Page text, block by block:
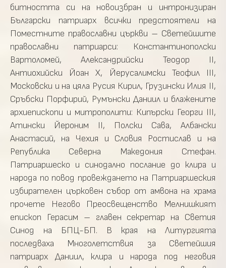
битността си на новоизбран и интронизиран
Български патриарх всички предстоятели на
Поместните православни църкви – Светейшите
православни патриарси: Константинополски
Вартоломей, Александрийски Теодор II,
Антиохийски Йоан X, Йерусалимски Теофил III,
Московски и на цяла Русия Кирил, Грузински Илия II,
Сръбски Порфирий, Румънски Даниил и блажените
архиепископи и митрополити: Кипърски Георги III,
Атински Йероним II, Полски Сава, Албански
Анастасий, на Чехия и Словия Ростислав и на
Република Северна Македония Стефан.
Патриаршеско и синодално послание до клира и
народа по повод провеждането на Патриаршеския
избирателен църковен събор от амвона на храма
прочете Негово Преосвещенство Мелнишкият
епископ Герасим – главен секретар на Светия
Синод на БПЦ-БП. В края на Литургията
последваха Многолетствия за Светейшия
патриарх Даниил, клира и народа под неговия